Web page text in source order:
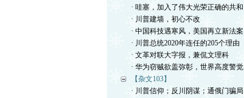
· 哇塞，加入了伟大光荣正确的共和
· 川普建墙，初心不改
· 中国科技遇寒风，美国再立新法案
· 川普总统2020年连任的205个理由
· 文革对联大字报，兼侃文理科
· 华为窃贼欲盖弥彰，世界高度警觉
【杂文103】
· 川普信仰；反川阴谋；通俄门骗局